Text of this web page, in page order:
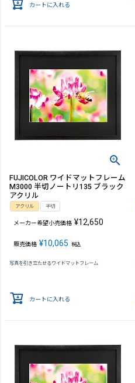
カートに入れる
FUJICOLOR ワイドマットフレーム
M3000 半切ノートリ135 ブラック
アクリル
アクリル 半切
メーカー希望小売価格 ¥12,650
販売価格 ¥10,065 税込
写真を引き立たせるワイドマットフレーム
カートに入れる